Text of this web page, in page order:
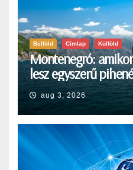
Belföld Címlap Külföld
Montenegró:
lesz egyszerű
aug 3, 2026